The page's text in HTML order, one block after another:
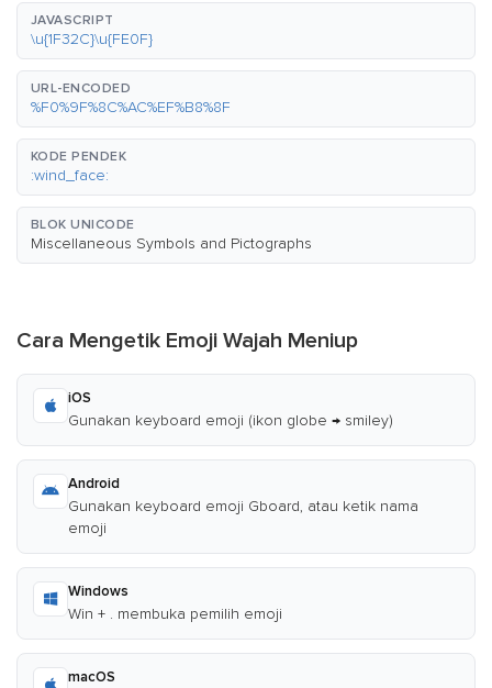
JAVASCRIPT
\u{1F32C}\u{FE0F}
URL-ENCODED
%F0%9F%8C%AC%EF%B8%8F
KODE PENDEK
:wind_face:
BLOK UNICODE
Miscellaneous Symbols and Pictographs
Cara Mengetik Emoji Wajah Meniup
iOS
Gunakan keyboard emoji (ikon globe → smiley)
Android
Gunakan keyboard emoji Gboard, atau ketik nama
emoji
Windows
Win + . membuka pemilih emoji
macOS